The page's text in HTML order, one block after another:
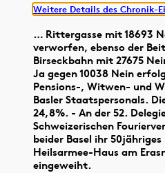
Weitere Details des Chronik-
… Rittergasse mit 18693
verworfen, ebenso der
Birseckbahn mit 27675
Ja gegen 10038 Nein
Pensions-, Witwen- und
Basler Staatspersonals.
24,8%. - An der 52.
Schweizerischen
beider Basel ihr
Heilsarmee-Haus am
eingeweiht.